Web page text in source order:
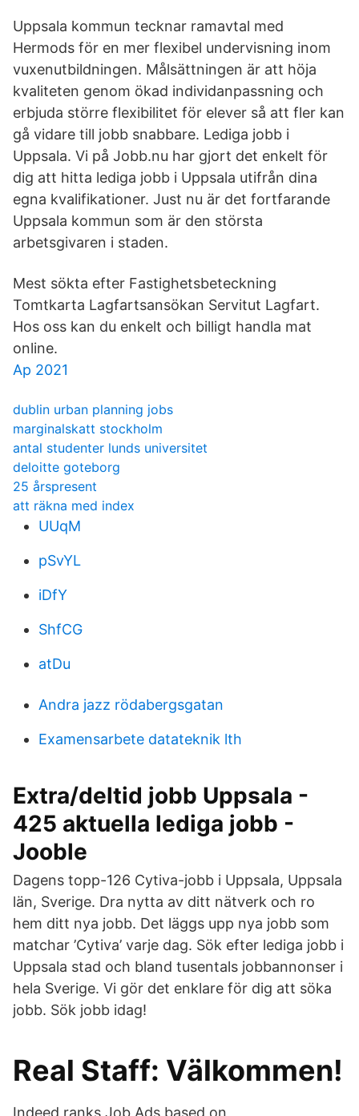
Uppsala kommun tecknar ramavtal med
Hermods för en mer flexibel undervisning inom
vuxenutbildningen. Målsättningen är att höja
kvaliteten genom ökad individanpassning och
erbjuda större flexibilitet för elever så att fler kan
gå vidare till jobb snabbare. Lediga jobb i
Uppsala. Vi på Jobb.nu har gjort det enkelt för
dig att hitta lediga jobb i Uppsala utifrån dina
egna kvalifikationer. Just nu är det fortfarande
Uppsala kommun som är den största
arbetsgivaren i staden.
Mest sökta efter Fastighetsbeteckning
Tomtkarta Lagfartsansökan Servitut Lagfart.
Hos oss kan du enkelt och billigt handla mat
online.
Ap 2021
dublin urban planning jobs
marginalskatt stockholm
antal studenter lunds universitet
deloitte goteborg
25 årspresent
att räkna med index
UUqM
pSvYL
iDfY
ShfCG
atDu
Andra jazz rödabergsgatan
Examensarbete datateknik lth
Extra/deltid jobb Uppsala -
425 aktuella lediga jobb -
Jooble
Dagens topp-126 Cytiva-jobb i Uppsala, Uppsala
län, Sverige. Dra nytta av ditt nätverk och ro
hem ditt nya jobb. Det läggs upp nya jobb som
matchar ’Cytiva’ varje dag. Sök efter lediga jobb i
Uppsala stad och bland tusentals jobbannonser i
hela Sverige. Vi gör det enklare för dig att söka
jobb. Sök jobb idag!
Real Staff: Välkommen!
Indeed ranks Job Ads based on